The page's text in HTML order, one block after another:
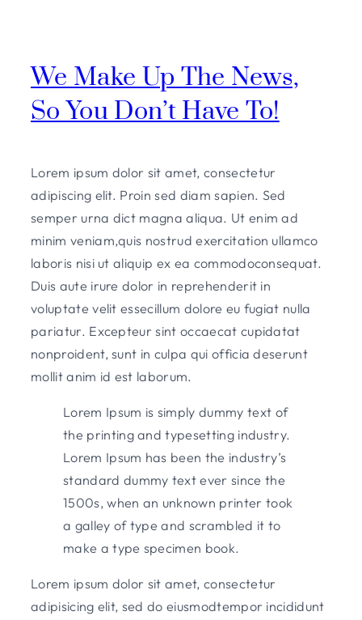
We Make Up The News,
So You Don’t Have To!
Lorem ipsum dolor sit amet, consectetur
adipiscing elit. Proin sed diam sapien. Sed
semper urna dict magna aliqua. Ut enim ad
minim veniam,quis nostrud exercitation ullamco
laboris nisi ut aliquip ex ea commodoconsequat.
Duis aute irure dolor in reprehenderit in
voluptate velit essecillum dolore eu fugiat nulla
pariatur. Excepteur sint occaecat cupidatat
nonproident, sunt in culpa qui officia deserunt
mollit anim id est laborum.
Lorem Ipsum is simply dummy text of
the printing and typesetting industry.
Lorem Ipsum has been the industry’s
standard dummy text ever since the
1500s, when an unknown printer took
a galley of type and scrambled it to
make a type specimen book.
Lorem ipsum dolor sit amet, consectetur
adipisicing elit, sed do eiusmodtempor incididunt